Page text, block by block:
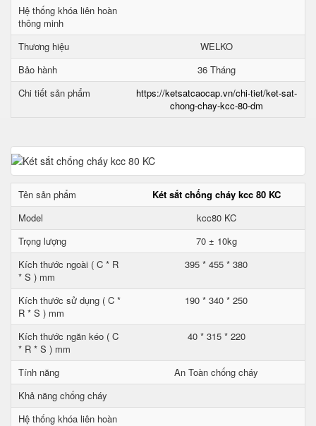
Hệ thống khóa liên hoàn
thông minh
Thương hiệu
WELKO
Bảo hành
36 Tháng
Chi tiết sản phẩm
https://ketsatcaocap.vn/chi-tiet/ket-sat-
chong-chay-kcc-80-dm
Tên sản phẩm
Két sắt chống cháy kcc 80 KC
Model
kcc80 KC
Trọng lượng
70 ± 10kg
Kích thước ngoài ( C * R
* S ) mm
395 * 455 * 380
Kích thước sử dụng ( C *
R * S ) mm
190 * 340 * 250
Kích thước ngăn kéo ( C
* R * S ) mm
40 * 315 * 220
Tính năng
An Toàn chống cháy
Khả năng chống cháy
Hệ thống khóa liên hoàn